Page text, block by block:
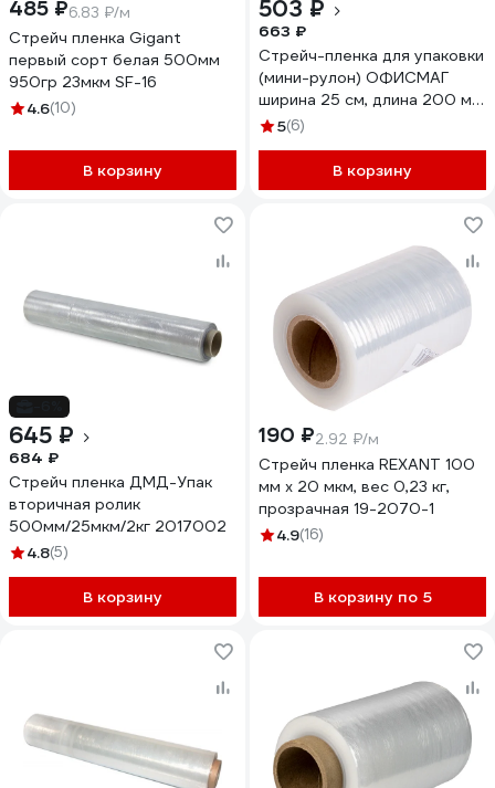
485 ₽6.83 ₽/м
Стрейч пленка Gigant
первый сорт белая 500мм
950гр 23мкм SF-16
4.6(10)
В корзину
503 ₽
663 ₽
Стрейч-пленка для упаковки
(мини-рулон) ОФИСМАГ
ширина 25 см, длина 200 м,
0,92 кг, 20 мкм 603040
5(6)
В корзину
645 ₽
684 ₽
Стрейч пленка ДМД-Упак
вторичная ролик
500мм/25мкм/2кг 2017002
4.8(5)
В корзину
190 ₽2.92 ₽/м
Стрейч пленка REXANT 100
мм х 20 мкм, вес 0,23 кг,
прозрачная 19-2070-1
4.9(16)
В корзину по 5